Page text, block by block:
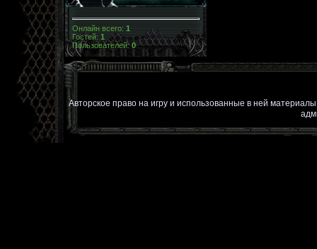
Онлайн всего: 1
Гостей: 1
Пользователей:0
Авторское право на игру и использованные в ней